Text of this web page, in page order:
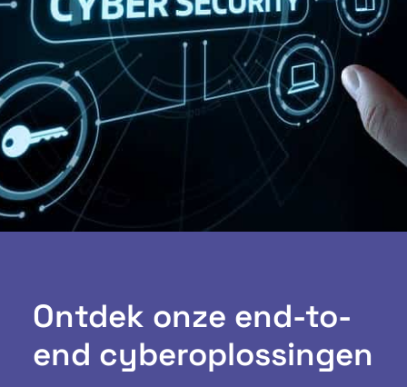
Ontdek onze end-to-
end cyberoplossingen